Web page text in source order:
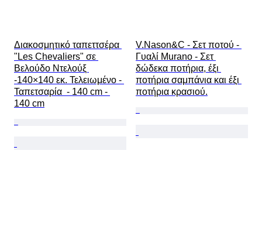
Διακοσμητικό ταπεττσέρα
"Les Chevaliers" σε
Βελούδο Ντελούξ
-140×140 εκ. Τελειωμένο -
Ταπετσαρία  - 140 cm -
140 cm
V.Nason&C - Σετ ποτού -
Γυαλί Murano - Σετ
δώδεκα ποτήρια, έξι
ποτήρια σαμπάνια και έξι
ποτήρια κρασιού.